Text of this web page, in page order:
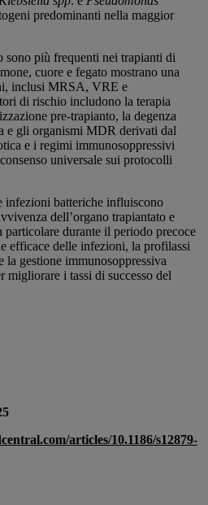
predominanti nella maggior
più frequenti nei trapianti di
cuore e fegato mostrano una
inclusi MRSA, VRE e
di rischio includono la terapia
pre-trapianto, la degenza
e gli organismi MDR derivati dal
e i regimi immunosoppressivi
universale sui protocolli
batteriche influiscono
dell’organo trapiantato e
durante il periodo precoce
efficace delle infezioni, la profilassi
la gestione immunosoppressiva
migliorare i tassi di successo del
articles/10.1186/s12879-